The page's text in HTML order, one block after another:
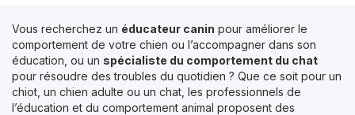
Vous recherchez un éducateur canin pour améliorer le
comportement de votre chien ou l’accompagner dans son
éducation, ou un spécialiste du comportement du chat
pour résoudre des troubles du quotidien ? Que ce soit pour un
chiot, un chien adulte ou un chat, les professionnels de
l’éducation et du comportement animal proposent des